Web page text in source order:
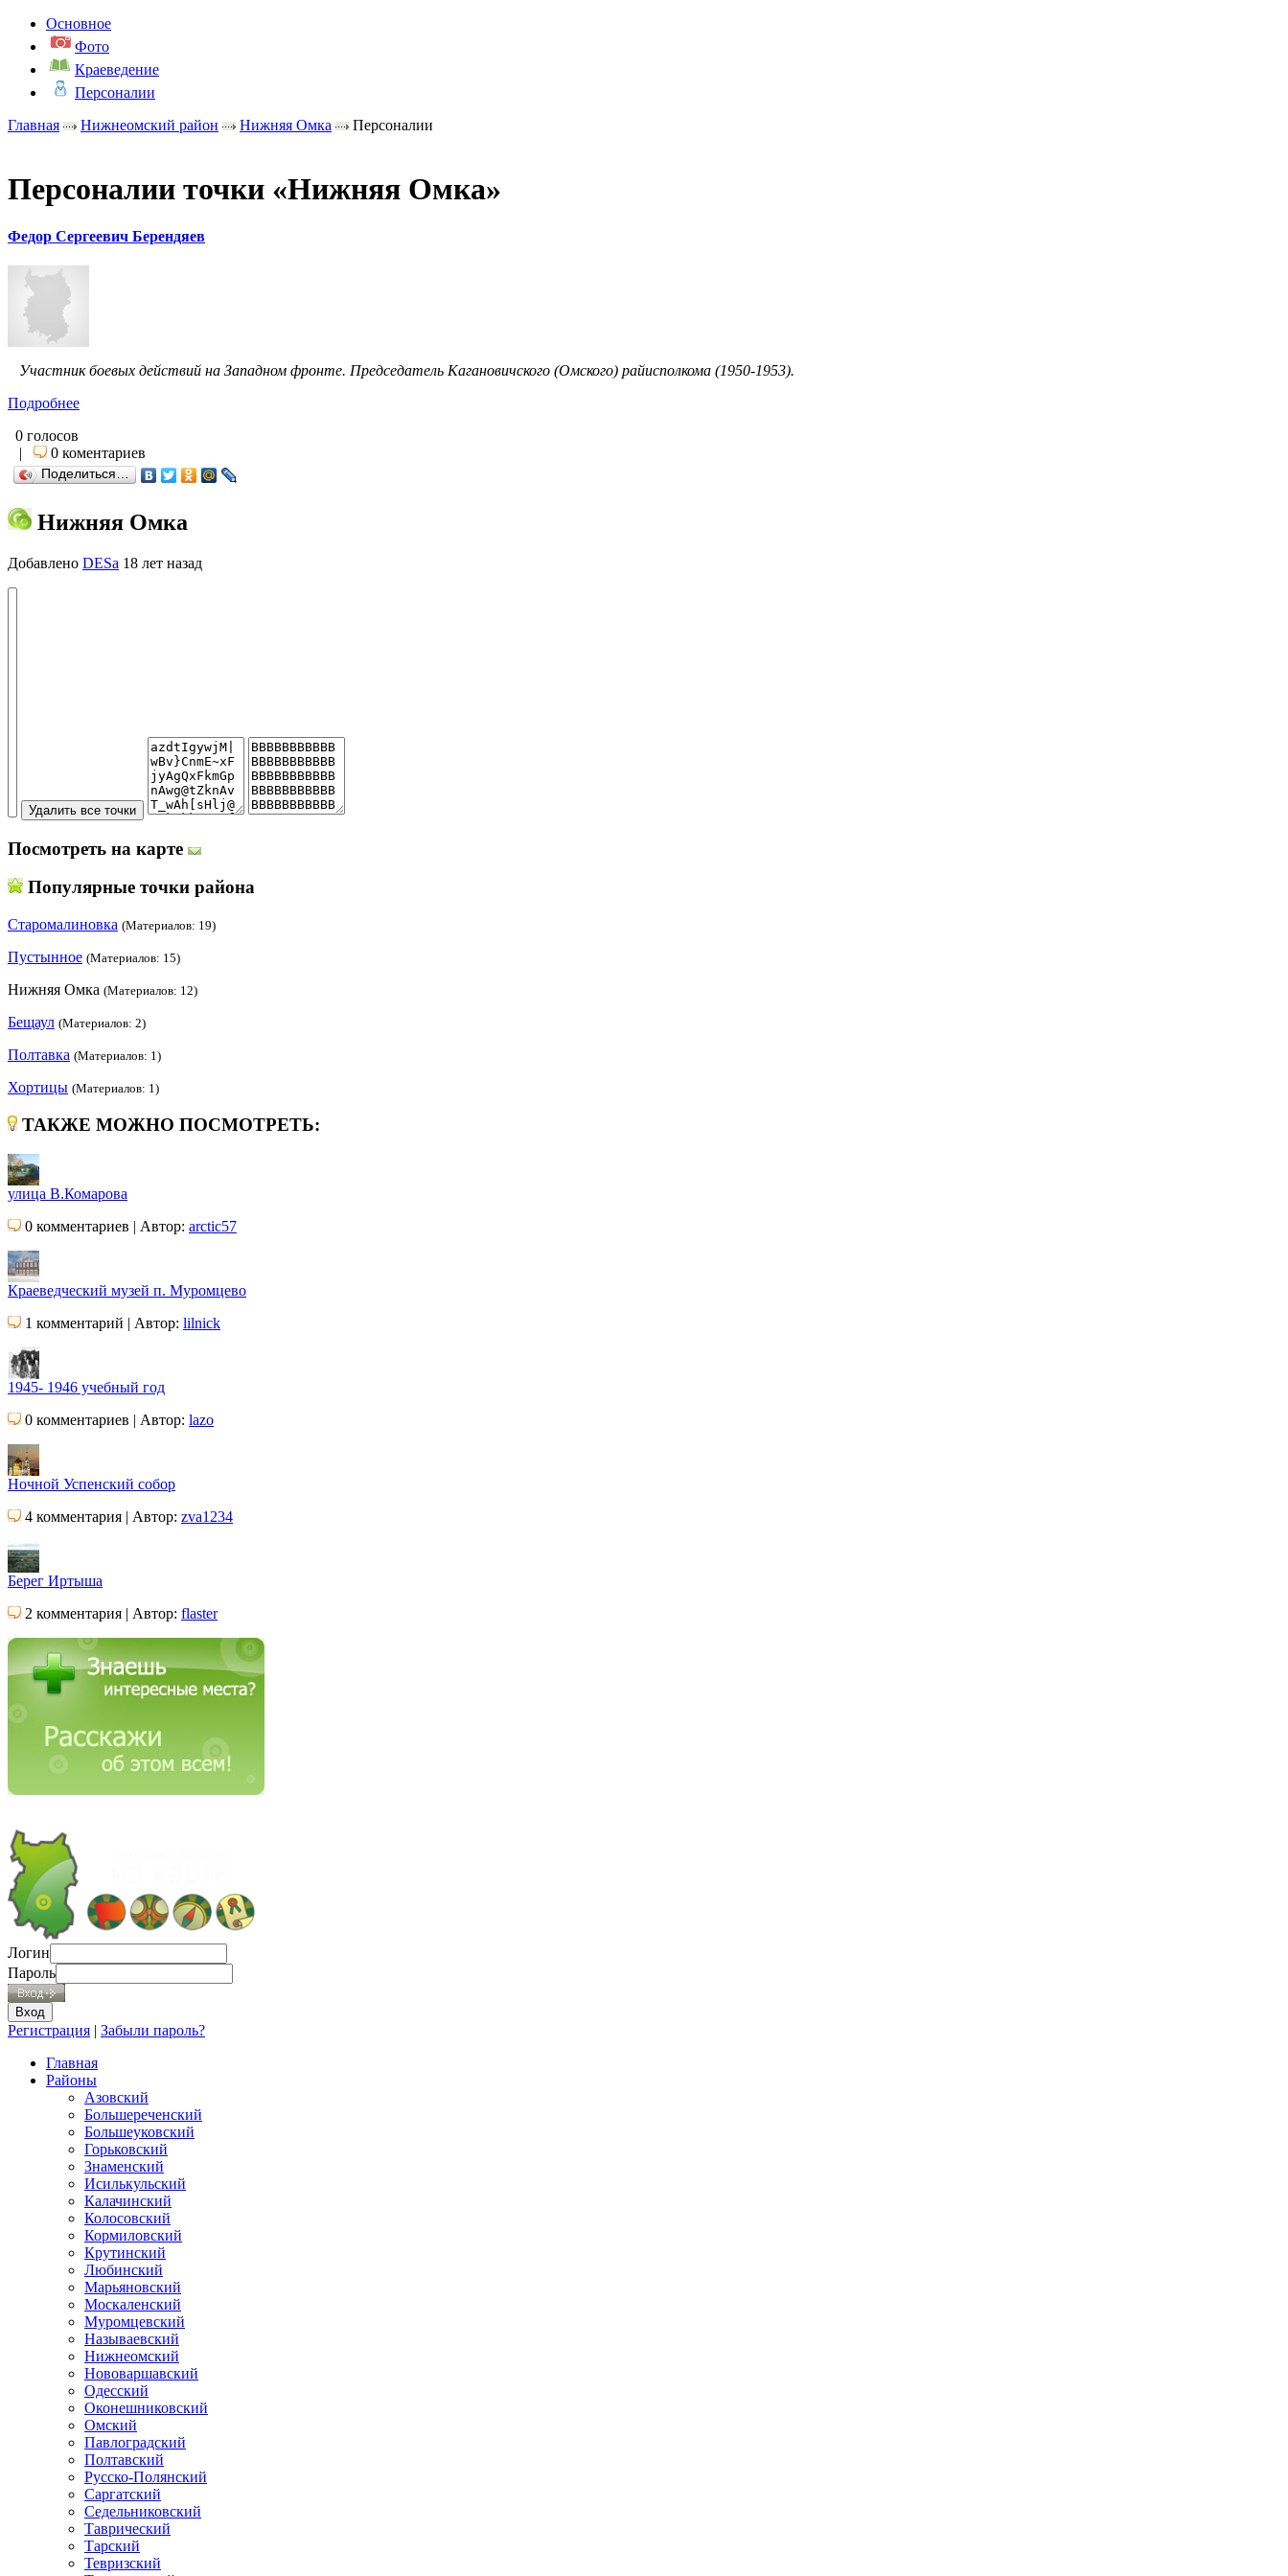
Основное
Фото
Краеведение
Персоналии
Главная
Нижнеомский район Нижняя Омка Персоналии
Персоналии точки «Нижняя Омка»
Федор Сергеевич Берендяев
Участник боевых действий на Западном фронте. Председатель Кагановичского (Омского) райисполкома (1950-1953).
Подробнее
0 голосов
|
0 коментариев
Поделиться…
Нижняя Омка
Добавлено DESa 18 лет назад
Посмотреть на карте
Популярные точки района
Старомалиновка (Материалов: 19)
Пустынное (Материалов: 15)
Нижняя Омка (Материалов: 12)
Бещаул (Материалов: 2)
Полтавка (Материалов: 1)
Хортицы (Материалов: 1)
ТАКЖЕ МОЖНО ПОСМОТРЕТЬ:
улица В.Комарова
0 комментариев | Автор: arctic57
Краеведческий музей п. Муромцево
1 комментарий | Автор: lilnick
1945- 1946 учебный год
0 комментариев | Автор: lazo
Ночной Успенский собор
4 комментария | Автор: zva1234
Берег Иртыша
2 комментария | Автор: flaster
Логин
Пароль
Регистрация | Забыли пароль?
Главная
Районы
Азовский
Большереченский
Большеуковский
Горьковский
Знаменский
Исилькульский
Калачинский
Колосовский
Кормиловский
Крутинский
Любинский
Марьяновский
Москаленский
Муромцевский
Называевский
Нижнеомский
Нововаршавский
Одесский
Оконешниковский
Омский
Павлоградский
Полтавский
Русско-Полянский
Саргатский
Седельниковский
Таврический
Тарский
Тевризский